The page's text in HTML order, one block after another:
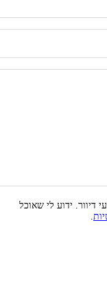
דיוור. ידוע לי שאוכל
.